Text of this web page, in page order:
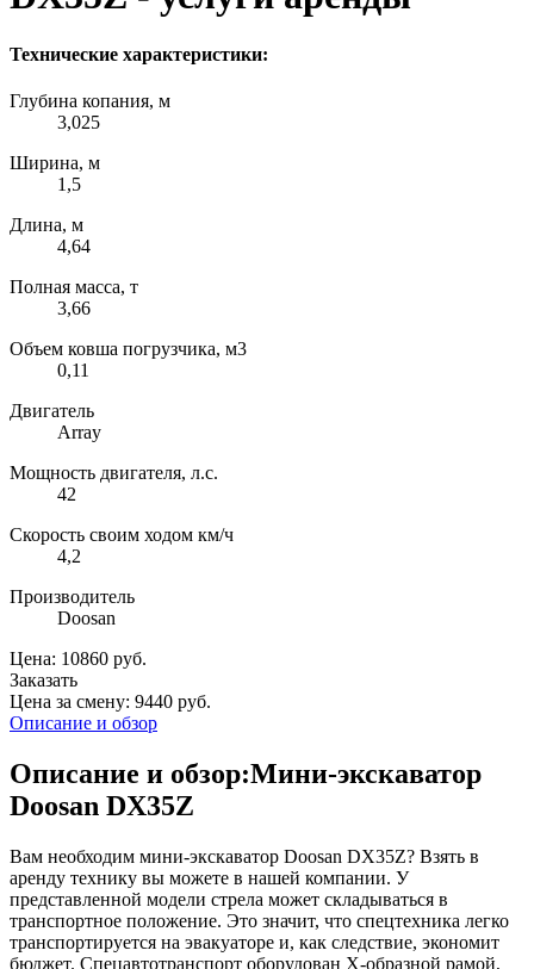
Технические характеристики:
Глубина копания, м
3,025
Ширина, м
1,5
Длина, м
4,64
Полная масса, т
3,66
Объем ковша погрузчика, м3
0,11
Двигатель
Array
Мощность двигателя, л.с.
42
Скорость своим ходом км/ч
4,2
Производитель
Doosan
Цена: 10860 руб.
Заказать
Цена за смену: 9440 руб.
Описание и обзор
Описание и обзор:Мини-экскаватор
Doosan DX35Z
Вам необходим мини-экскаватор Doosan DX35Z? Взять в
аренду технику вы можете в нашей компании. У
представленной модели стрела может складываться в
транспортное положение. Это значит, что спецтехника легко
транспортируется на эвакуаторе и, как следствие, экономит
бюджет. Спецавтотранспорт оборудован Х-образной рамой,